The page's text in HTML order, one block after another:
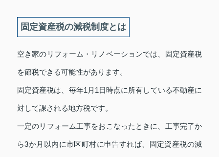
固定資産税の減税制度とは
空き家のリフォーム・リノベーションでは、固定資産税
を節税できる可能性があります。
固定資産税は、毎年1月1日時点に所有している不動産に
対して課される地方税です。
一定のリフォーム工事をおこなったときに、工事完了か
ら3か月以内に市区町村に申告すれば、固定資産税の減